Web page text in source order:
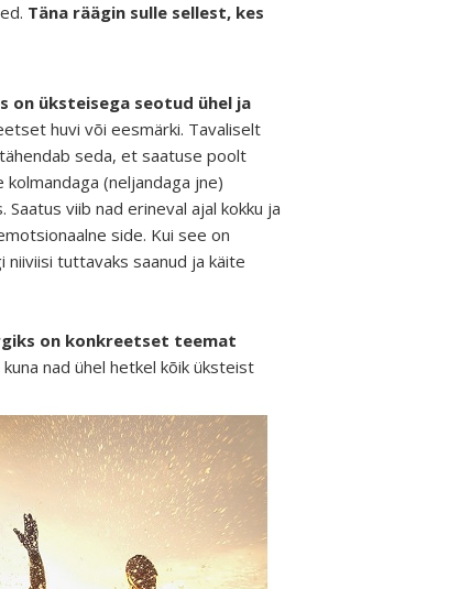
Täna räägin sulle sellest, kes
on üksteisega seotud ühel ja
huvi või eesmärki. Tavaliselt
seda, et saatuse poolt
(neljandaga jne)
viib nad erineval ajal kokku ja
side. Kui see on
niiviisi tuttavaks saanud ja käite
on konkreetset teemat
nad ühel hetkel kõik üksteist